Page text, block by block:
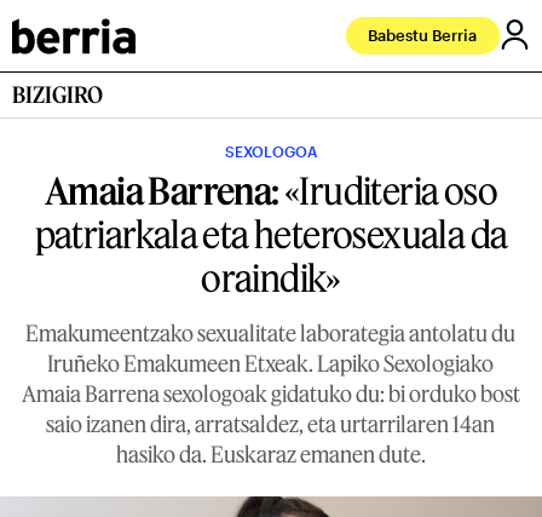
Babestu Berria
BIZIGIRO
SEXOLOGOA
Amaia Barrena:«Iruditeria oso
patriarkala eta heterosexuala da
oraindik»
Emakumeentzako sexualitate laborategia antolatu du
Iruñeko Emakumeen Etxeak. Lapiko Sexologiako
Amaia Barrena sexologoak gidatuko du: bi orduko bost
saio izanen dira, arratsaldez, eta urtarrilaren 14an
hasiko da. Euskaraz emanen dute.